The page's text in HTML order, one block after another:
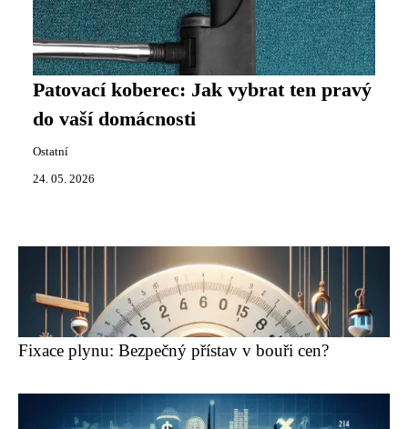
Patovací koberec: Jak vybrat ten pravý
do vaší domácnosti
Ostatní
24. 05. 2026
Fixace plynu: Bezpečný přístav v bouři cen?